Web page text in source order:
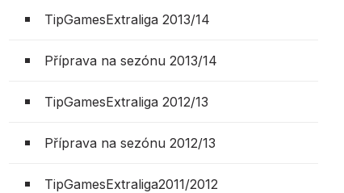
TipGamesExtraliga 2013/14
Příprava na sezónu 2013/14
TipGamesExtraliga 2012/13
Příprava na sezónu 2012/13
TipGamesExtraliga2011/2012